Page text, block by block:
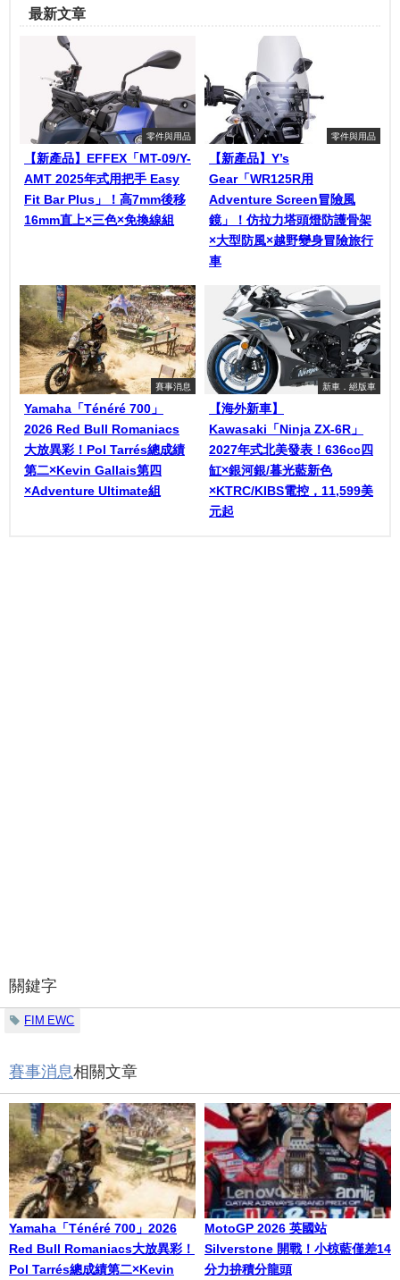
最新文章
零件與用品
【新產品】EFFEX「MT-09/Y-
AMT 2025年式用把手 Easy
Fit Bar Plus」！高7mm後移
16mm直上×三色×免換線組
零件與用品
【新產品】Y’s
Gear「WR125R用
Adventure Screen冒險風
鏡」！仿拉力塔頭燈防護骨架
×大型防風×越野變身冒險旅行
車
賽事消息
Yamaha「Ténéré 700」
2026 Red Bull Romaniacs
大放異彩！Pol Tarrés總成績
第二×Kevin Gallais第四
×Adventure Ultimate組
新車．絕版車
【海外新車】
Kawasaki「Ninja ZX-6R」
2027年式北美發表！636cc四
缸×銀河銀/暮光藍新色
×KTRC/KIBS電控，11,599美
元起
關鍵字
FIM EWC
賽事消息相關文章
Yamaha「Ténéré 700」2026
Red Bull Romaniacs大放異彩！
Pol Tarrés總成績第二×Kevin
MotoGP 2026 英國站
Silverstone 開戰！小椋藍僅差14
分力拚積分龍頭